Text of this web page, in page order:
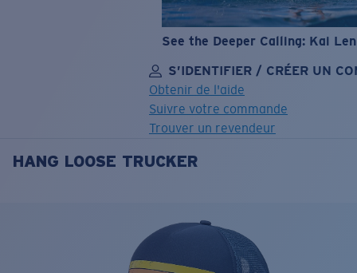
See the Deeper Calling: Kai
S’IDENTIFIER / CRÉER UN
Obtenir de l'aide
Suivre votre commande
Trouver un revendeur
OBJECTIF MIS À JOURAJOUTÉ AU PANIER!
Quantité:
HANG LOOSE TRUCKER